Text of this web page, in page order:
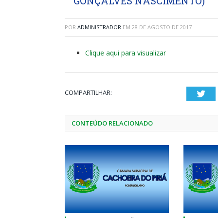
POR ADMINISTRADOR EM 28 DE AGOSTO DE 2017
Clique aqui para visualizar
COMPARTILHAR:
CONTEÚDO RELACIONADO